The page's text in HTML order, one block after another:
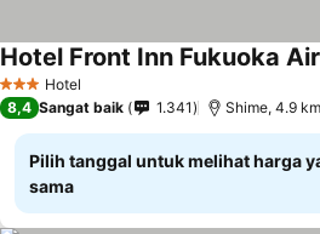
3 BintangHotel
Hotel Front Inn Fukuoka
8,4 Sangat baik 1.341 Shime, 4.9
Pilih tanggal untuk melihat harga
sama